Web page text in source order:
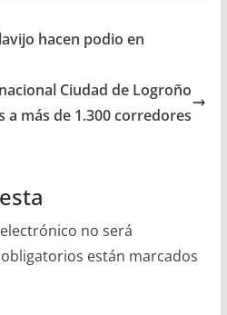
hacen podio en
Ciudad de Logroño
a más de 1.300 corredores
no será
están marcados